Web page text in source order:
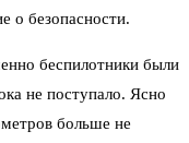
о безопасности.
беспилотники были
не поступало. Ясно
больше не